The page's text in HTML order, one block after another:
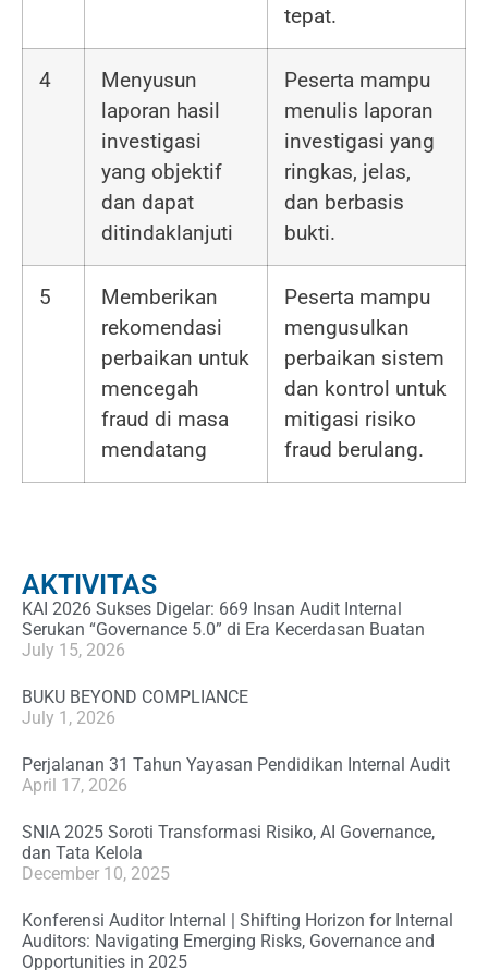
tepat.
4
Menyusun
laporan hasil
investigasi
yang objektif
dan dapat
ditindaklanjuti
Peserta mampu
menulis laporan
investigasi yang
ringkas, jelas,
dan berbasis
bukti.
5
Memberikan
rekomendasi
perbaikan untuk
mencegah
fraud di masa
mendatang
Peserta mampu
mengusulkan
perbaikan sistem
dan kontrol untuk
mitigasi risiko
fraud berulang.
AKTIVITAS
KAI 2026 Sukses Digelar: 669 Insan Audit Internal
Serukan “Governance 5.0” di Era Kecerdasan Buatan
July 15, 2026
BUKU BEYOND COMPLIANCE
July 1, 2026
Perjalanan 31 Tahun Yayasan Pendidikan Internal Audit
April 17, 2026
SNIA 2025 Soroti Transformasi Risiko, AI Governance,
dan Tata Kelola
December 10, 2025
Konferensi Auditor Internal | Shifting Horizon for Internal
Auditors: Navigating Emerging Risks, Governance and
Opportunities in 2025